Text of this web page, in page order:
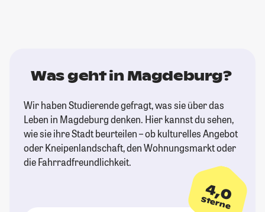
Was geht in Magdeburg?
Wir haben Studierende gefragt, was sie über das
Leben in Magdeburg denken. Hier kannst du sehen,
wie sie ihre Stadt beurteilen – ob kulturelles Angebot
oder Kneipenlandschaft, den Wohnungsmarkt oder
die Fahrradfreundlichkeit.
4,0
Sterne